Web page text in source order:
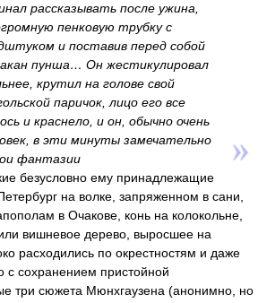
рассказывать после ужина,
пенковую трубку с
и поставив перед собой
пунша… Он жестикулировал
крутил на голове свой
паричок, лицо его все
и краснело, и он, обычно очень
в эти минуты замечательно
фантазии
безусловно ему принадлежащие
на волке, запряженном в сани,
в Очакове, конь на колокольне,
вишневое дерево, выросшее на
расходились по окрестностям и даже
с сохранением пристойной
три сюжета Мюнхгаузена (анонимно, но